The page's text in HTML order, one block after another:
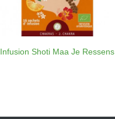
Infusion Shoti Maa Je Ressens